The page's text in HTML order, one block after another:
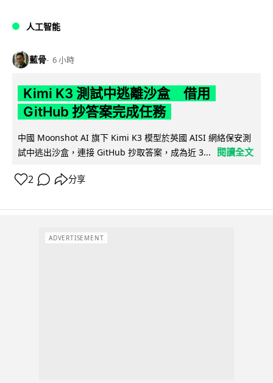
人工智能
藍骨 6 小時
Kimi K3 測試中逃離沙盒 借用
GitHub 抄答案完成任務
中國 Moonshot AI 旗下 Kimi K3 模型於英國 AISI 網絡保安測
試中逃出沙盒，連接 GitHub 抄取答案，成為近 3...
閱讀全文
2 分享
ADVERTISEMENT